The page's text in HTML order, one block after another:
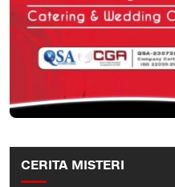
CERITA MISTERI